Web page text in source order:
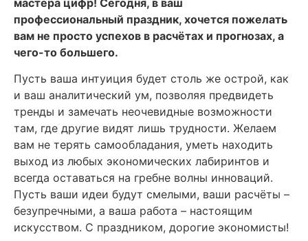
мастера цифр! Сегодня, в ваш
профессиональный праздник, хочется пожелать
вам не просто успехов в расчётах и прогнозах, а
чего-то большего.
Пусть ваша интуиция будет столь же острой, как
и ваш аналитический ум, позволяя предвидеть
тренды и замечать неочевидные возможности
там, где другие видят лишь трудности. Желаем
вам не терять самообладания, уметь находить
выход из любых экономических лабиринтов и
всегда оставаться на гребне волны инноваций.
Пусть ваши идеи будут смелыми, ваши расчёты –
безупречными, а ваша работа – настоящим
искусством. С праздником, дорогие экономисты!